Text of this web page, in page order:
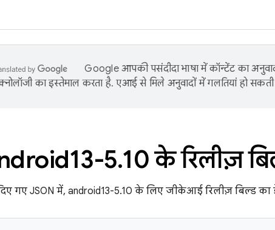
Google आपकी पसंदीदा भाषा में कॉन्टेंट का
का इस्तेमाल करता है. एआई से मिले अनुवादों में गलतियां हो
5.10 के रिलीज़
गए JSON में, android13-5.10 के लिए जीकेआई रिलीज़ बिल्ड का